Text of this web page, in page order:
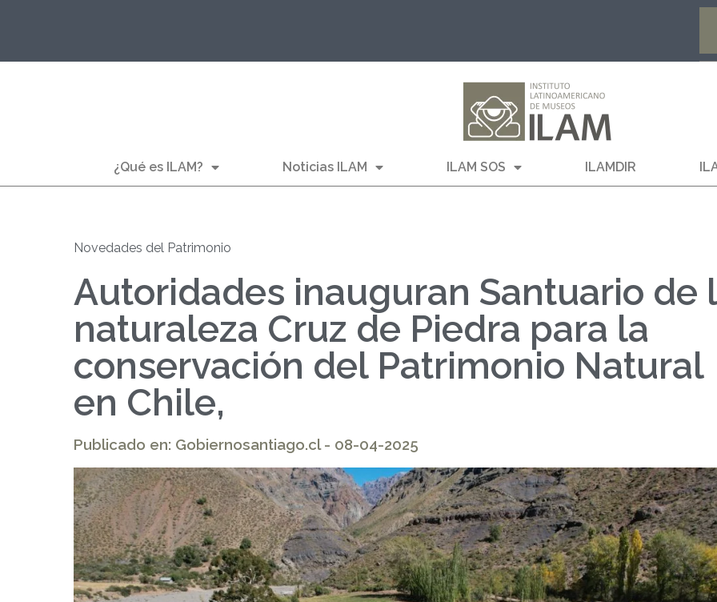
¿Qué es ILAM? Noticias ILAM ILAM SOS ILAMDIR
Novedades del Patrimonio
Autoridades inauguran Santuario de
naturaleza Cruz de Piedra para la
conservación del Patrimonio Natural
en Chile,
Publicado en: Gobiernosantiago.cl - 08-04-2025